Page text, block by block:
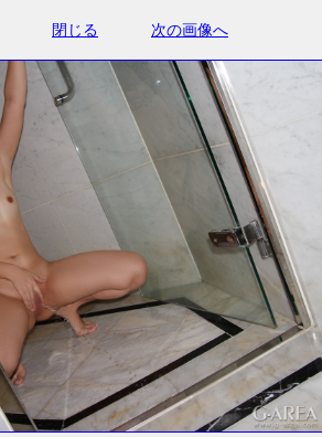
閉じる 次の画像へ